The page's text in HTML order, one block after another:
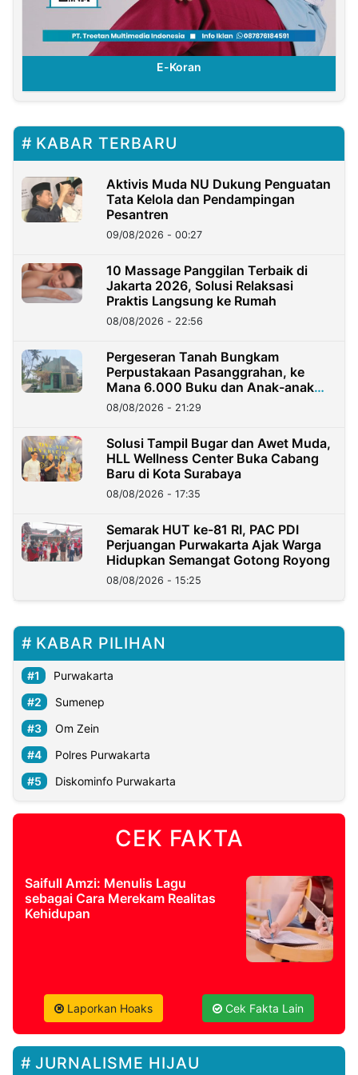
E-Koran
KABAR TERBARU
Aktivis Muda NU Dukung Penguatan
Tata Kelola dan Pendampingan
Pesantren
09/08/2026 - 00:27
10 Massage Panggilan Terbaik di
Jakarta 2026, Solusi Relaksasi
Praktis Langsung ke Rumah
08/08/2026 - 22:56
Pergeseran Tanah Bungkam
Perpustakaan Pasanggrahan, ke
Mana 6.000 Buku dan Anak-anak
Kini?
08/08/2026 - 21:29
Solusi Tampil Bugar dan Awet Muda,
HLL Wellness Center Buka Cabang
Baru di Kota Surabaya
08/08/2026 - 17:35
Semarak HUT ke-81 RI, PAC PDI
Perjuangan Purwakarta Ajak Warga
Hidupkan Semangat Gotong Royong
08/08/2026 - 15:25
KABAR PILIHAN
Purwakarta
Sumenep
Om Zein
Polres Purwakarta
Diskominfo Purwakarta
CEK FAKTA
Saifull Amzi: Menulis Lagu
sebagai Cara Merekam Realitas
Kehidupan
Laporkan Hoaks Cek Fakta Lain
JURNALISME HIJAU